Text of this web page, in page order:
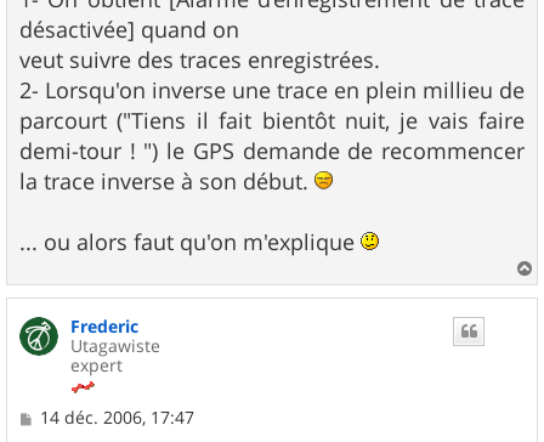
désactivée] quand on
veut suivre des traces enregistrées.
2- Lorsqu'on inverse une trace en plein millieu de
parcourt ("Tiens il fait bientôt nuit, je vais faire
demi-tour ! ") le GPS demande de recommencer
la trace inverse à son début.
... ou alors faut qu'on m'explique
a
Frederic
Utagawiste
expert
M14 déc. 2006, 17:47